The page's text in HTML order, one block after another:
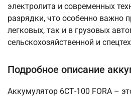
электролита и современных
разрядки, что особенно важно
легковых, так и в грузовых
сельскохозяйственной и
Подробное описание
Аккумулятор 6СТ-100 FORA –